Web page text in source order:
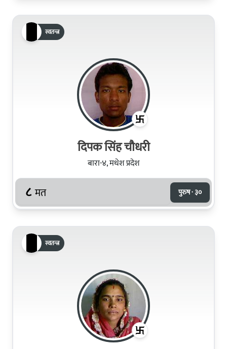
स्वतन्त्र
दिपक सिंह चौधरी
बारा-४, मधेश प्रदेश
८ मत पुरुष · ३०
स्वतन्त्र